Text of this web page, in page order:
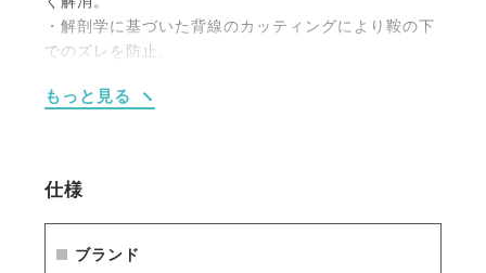
・解剖学に基づいた背線のカッティングにより鞍の下
でのズレを防止。
が可能。
ッシュな外観を演出。
・豊富なカラーバリエーションにより手持ちの馬具と
の自由なコーディネートが可能。
もっと見る
仕様
ブランド